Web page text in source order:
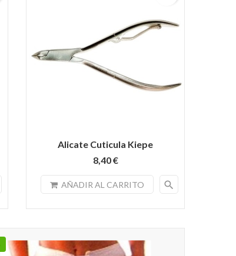
Alicate Cuticula Kiepe
8,40 €
AÑADIR AL CARRITO search